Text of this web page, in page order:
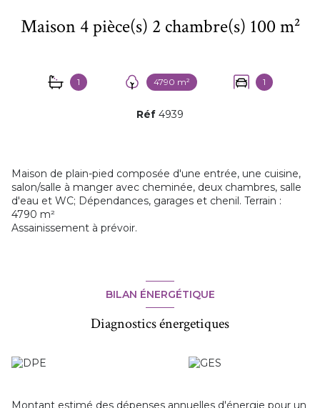
Maison 4 pièce(s) 2 chambre(s) 100 m²
1 4790 m² 1
Réf 4939
Maison de plain-pied composée d'une entrée, une cuisine,
salon/salle à manger avec cheminée, deux chambres, salle
d'eau et WC; Dépendances, garages et chenil. Terrain :
4790 m²
Assainissement à prévoir.
BILAN ÉNERGÉTIQUE
Diagnostics énergetiques
Montant estimé des dépenses annuelles d'énergie pour un